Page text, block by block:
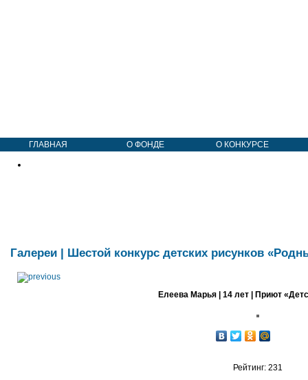
ГЛАВНАЯ О ФОНДЕ О КОНКУРСЕ
Галереи Шестой конкурс детских рисунков
Елеева Марья | 14 лет | Приют
Рейтинг: 231